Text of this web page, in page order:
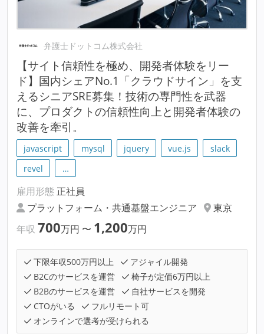
弁護士ドットコム株式会社
【サイト信頼性を極め、開発者体験をリー
ド】国内シェアNo.1「クラウドサイン」を支
えるシニアSRE募集！技術の専門性を武器
に、プロダクトの信頼性向上と開発者体験の
改善を牽引。
javascript mysql jquery vue.js
slack
revel
…
雇用形態 正社員
プラットフォーム・共通基盤エンジニア
東京
年収 700万円 〜 1,200万円
下限年収500万円以上
アジャイル開発
B2Cのサービスを運営
椅子が定価6万円以上
B2Bのサービスを運営
自社サービスを開発
CTOがいる
フルリモート可
オンラインで選考が受けられる